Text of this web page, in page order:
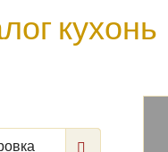
кухонь